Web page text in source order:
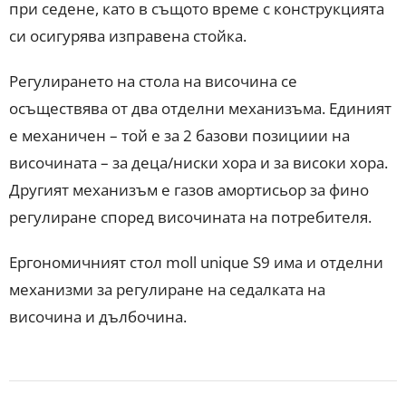
при седене, като в същото време с конструкцията
си осигурява изправена стойка.
Регулирането на стола на височина се
осъществява от два отделни механизъма. Единият
е механичен – той е за 2 базови позициии на
височината – за деца/ниски хора и за високи хора.
Другият механизъм е газов амортисьор за фино
регулиране според височината на потребителя.
Ергономичният стол moll unique S9 има и отделни
механизми за регулиране на седалката на
височина и дълбочина.